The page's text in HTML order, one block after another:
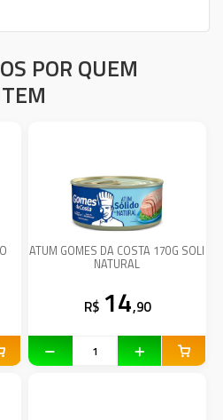
POR QUEM
ATUM GOMES DA COSTA 170G SOLI
NATURAL
R$ 14,90